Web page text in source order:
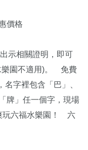
價格
示相關證明，即可
樂園不適用)。 免費
字裡包含「巴」、
牌」任一個字，現場
玩六福水樂園！ 六